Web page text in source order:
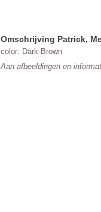
Omschrijving Patrick,
color: Dark Brown
Aan afbeeldingen en